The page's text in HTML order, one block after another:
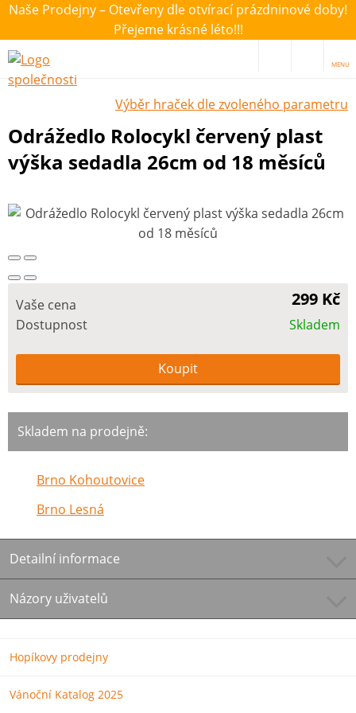
Naše Prodejny – Otevřeny dle otvírací prázdninové doby!
Přejeme krásné léto!!!
MENU
Výběr hraček dle zvoleného parametru
Odrážedlo Rolocykl červený plast
výška sedadla 26cm od 18 měsíců
Vaše cena 299 Kč
Dostupnost Skladem
Skladem na prodejně:
Brno Kohoutovice
Brno Lesná
Detailní informace
Názory uživatelů
Hopíkovy prodejny
Vánoční Katalog 2025